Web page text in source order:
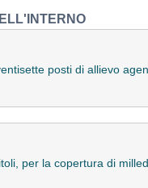
posti di allievo
per la copertura di